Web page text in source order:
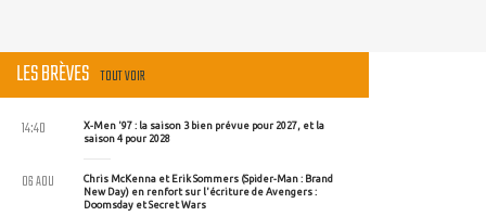
LES BRÈVES TOUT VOIR
X-Men '97 : la saison 3 bien prévue pour 2027, et la
saison 4 pour 2028
14:40
Chris McKenna et Erik Sommers (Spider-Man : Brand
New Day) en renfort sur l'écriture de Avengers :
Doomsday et Secret Wars
06 AOU